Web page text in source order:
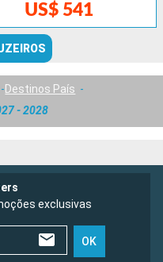
US$ 541
Destinos País
- 2028
exclusivas
OK